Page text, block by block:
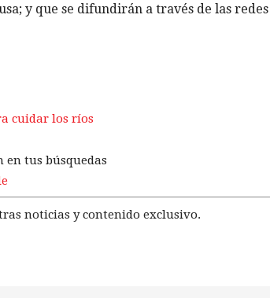
y que se difundirán a través de las redes
cuidar los ríos
en tus búsquedas
noticias y contenido exclusivo.